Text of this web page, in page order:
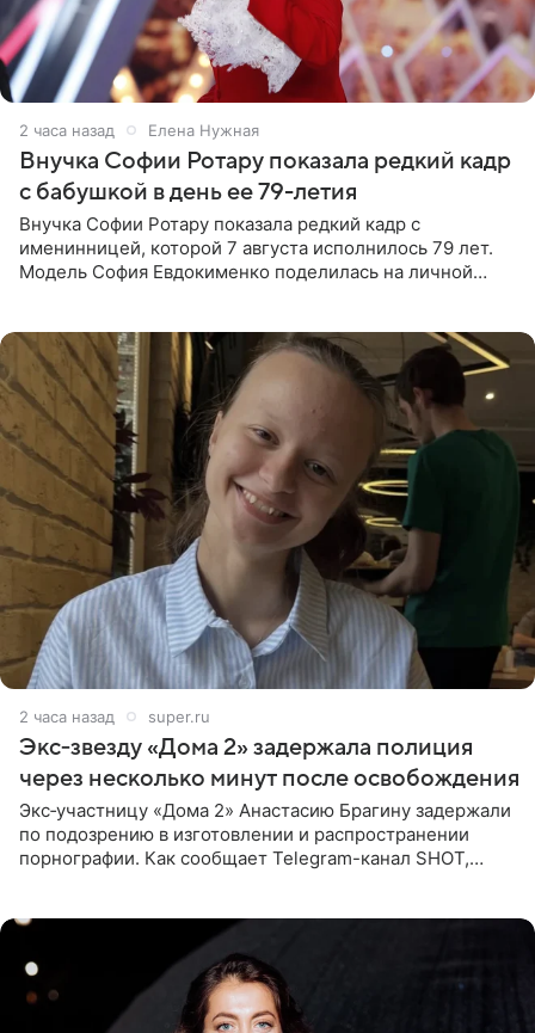
2 часа назад Елена Нужная
Внучка Софии Ротару показала редкий кадр
с бабушкой в день ее 79-летия
Внучка Софии Ротару показала редкий кадр с
именинницей, которой 7 августа исполнилось 79 лет.
Модель София Евдокименко поделилась на личной
2 часа назад super.ru
Экс‑звезду «Дома 2» задержала полиция
через несколько минут после освобождения
Экс‑участницу «Дома 2» Анастасию Брагину задержали
по подозрению в изготовлении и распространении
порнографии. Как сообщает Telegram-канал SHOT,